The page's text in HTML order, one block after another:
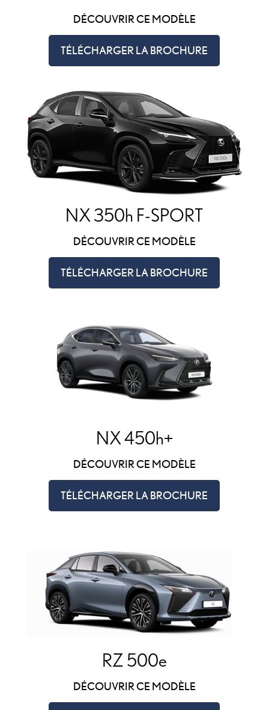
DÉCOUVRIR CE MODÈLE
TÉLÉCHARGER LA BROCHURE
NX 350h F-SPORT
DÉCOUVRIR CE MODÈLE
TÉLÉCHARGER LA BROCHURE
NX 450h+
DÉCOUVRIR CE MODÈLE
TÉLÉCHARGER LA BROCHURE
RZ 500e
DÉCOUVRIR CE MODÈLE